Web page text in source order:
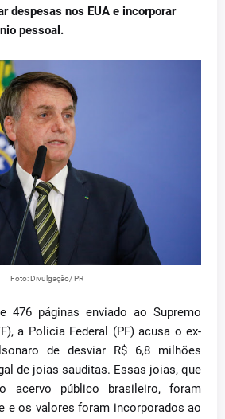
despesas nos EUA e incorporar
pessoal.
Foto: Divulgação/ PR
476 páginas enviado ao Supremo
a Polícia Federal (PF) acusa o ex-
de desviar R$ 6,8 milhões
de joias sauditas. Essas joias, que
acervo público brasileiro, foram
e os valores foram incorporados ao